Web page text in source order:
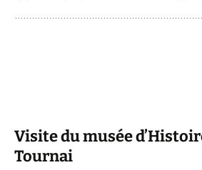
Visite du musée
Tournai